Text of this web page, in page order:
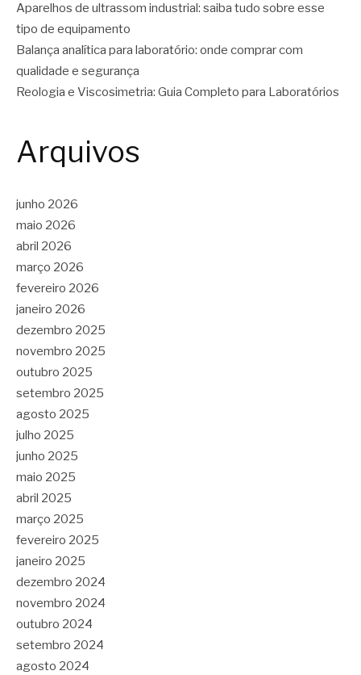
Aparelhos de ultrassom industrial: saiba tudo sobre esse
tipo de equipamento
Balança analítica para laboratório: onde comprar com
qualidade e segurança
Reologia e Viscosimetria: Guia Completo para Laboratórios
Arquivos
junho 2026
maio 2026
abril 2026
março 2026
fevereiro 2026
janeiro 2026
dezembro 2025
novembro 2025
outubro 2025
setembro 2025
agosto 2025
julho 2025
junho 2025
maio 2025
abril 2025
março 2025
fevereiro 2025
janeiro 2025
dezembro 2024
novembro 2024
outubro 2024
setembro 2024
agosto 2024